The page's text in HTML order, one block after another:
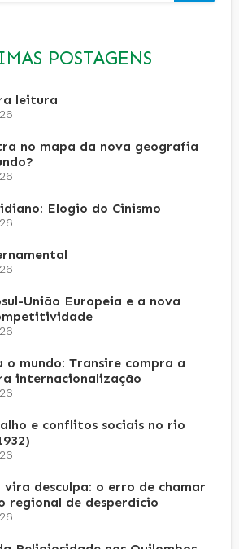
POSTAGENS
leitura
no mapa da nova geografia
Elogio do Cinismo
União Europeia e a nova
o mundo: Transire compra a
internacionalização
e conflitos sociais no rio
vira desculpa: o erro de chamar
regional de desperdício